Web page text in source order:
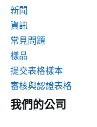
新聞
資訊
常見問題
樣品
提交表格樣本
審核與認證表格
我們的公司